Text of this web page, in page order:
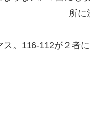
所に
。116-112が２者